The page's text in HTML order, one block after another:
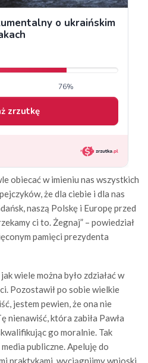
obiecać w imieniu nas wszystkich
że dla ciebie i dla nas
naszą Polskę i Europę przed
ci to. Żegnaj” – powiedział
pamięci prezydenta
wiele można było zdziałać w
Pozostawił po sobie wielkie
jestem pewien, że ona nie
nienawiść, która zabiła Pawła
go moralnie. Tak
publiczne. Apeluję do
praktykami, wyciągnijmy wnioski